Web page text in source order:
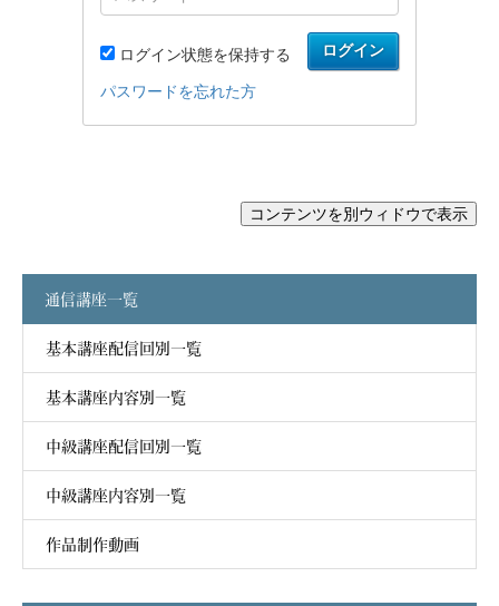
通信講座一覧
基本講座配信回別一覧
基本講座内容別一覧
中級講座配信回別一覧
中級講座内容別一覧
作品制作動画